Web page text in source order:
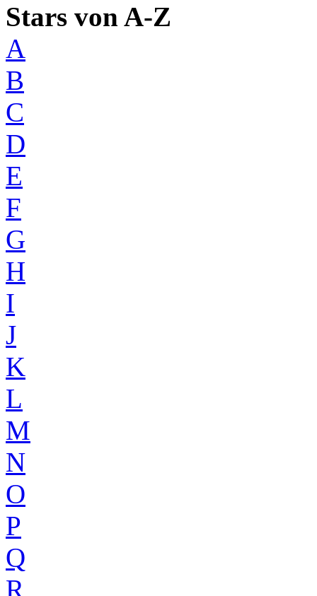
Stars von A-Z
A
B
C
D
E
F
G
H
I
J
K
L
M
N
O
P
Q
R